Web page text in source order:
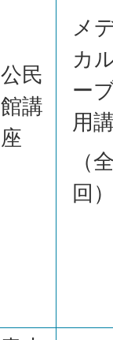
公民
館講
座
メ
カ
ー
用
（
回